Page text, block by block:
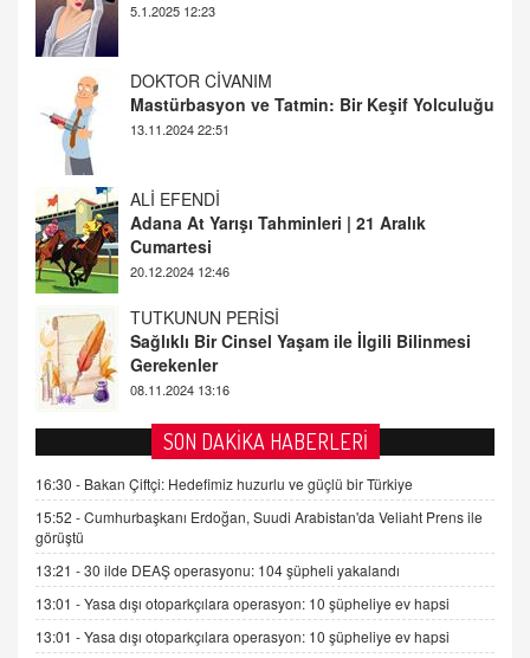
5.1.2025 12:23
DOKTOR CİVANIM
Mastürbasyon ve Tatmin: Bir Keşif Yolculuğu
13.11.2024 22:51
ALİ EFENDİ
Adana At Yarışı Tahminleri | 21 Aralık
Cumartesi
20.12.2024 12:46
TUTKUNUN PERİSİ
Sağlıklı Bir Cinsel Yaşam ile İlgili Bilinmesi
Gerekenler
08.11.2024 13:16
FARUK ÖNALAN
Tezkere Onaylanmasaydı…
2 Kasım 2021 Salı 00:11
AV. DOĞAN CAN DOĞAN
Kişisel verilerin korunması ve dijital hukukun
gelişimi
15.09.2025 16:17
SON DAKİKA HABERLERİ
16:30 - Bakan Çiftçi: Hedefimiz huzurlu ve güçlü bir Türkiye
15:52 -Cumhurbaşkanı Erdoğan, Suudi Arabistan'da Veliaht Prens ile
görüştü
13:21 -30 ilde DEAŞ operasyonu: 104 şüpheli yakalandı
13:01 -Yasa dışı otoparkçılara operasyon: 10 şüpheliye ev hapsi
13:01 -Yasa dışı otoparkçılara operasyon: 10 şüpheliye ev hapsi